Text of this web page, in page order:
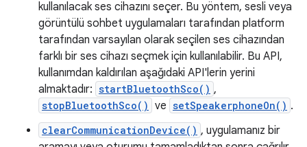
kullanılacak ses cihazını seçer. Bu yöntem, sesli veya
görüntülü sohbet uygulamaları tarafından platform
tarafından varsayılan olarak seçilen ses cihazından
farklı bir ses cihazı seçmek için kullanılabilir. Bu API,
kullanımdan kaldırılan aşağıdaki API'lerin yerini
almaktadır: startBluetoothSco() ,
stopBluetoothSco() ve setSpeakerphoneOn() .
clearCommunicationDevice() , uygulamanız bir